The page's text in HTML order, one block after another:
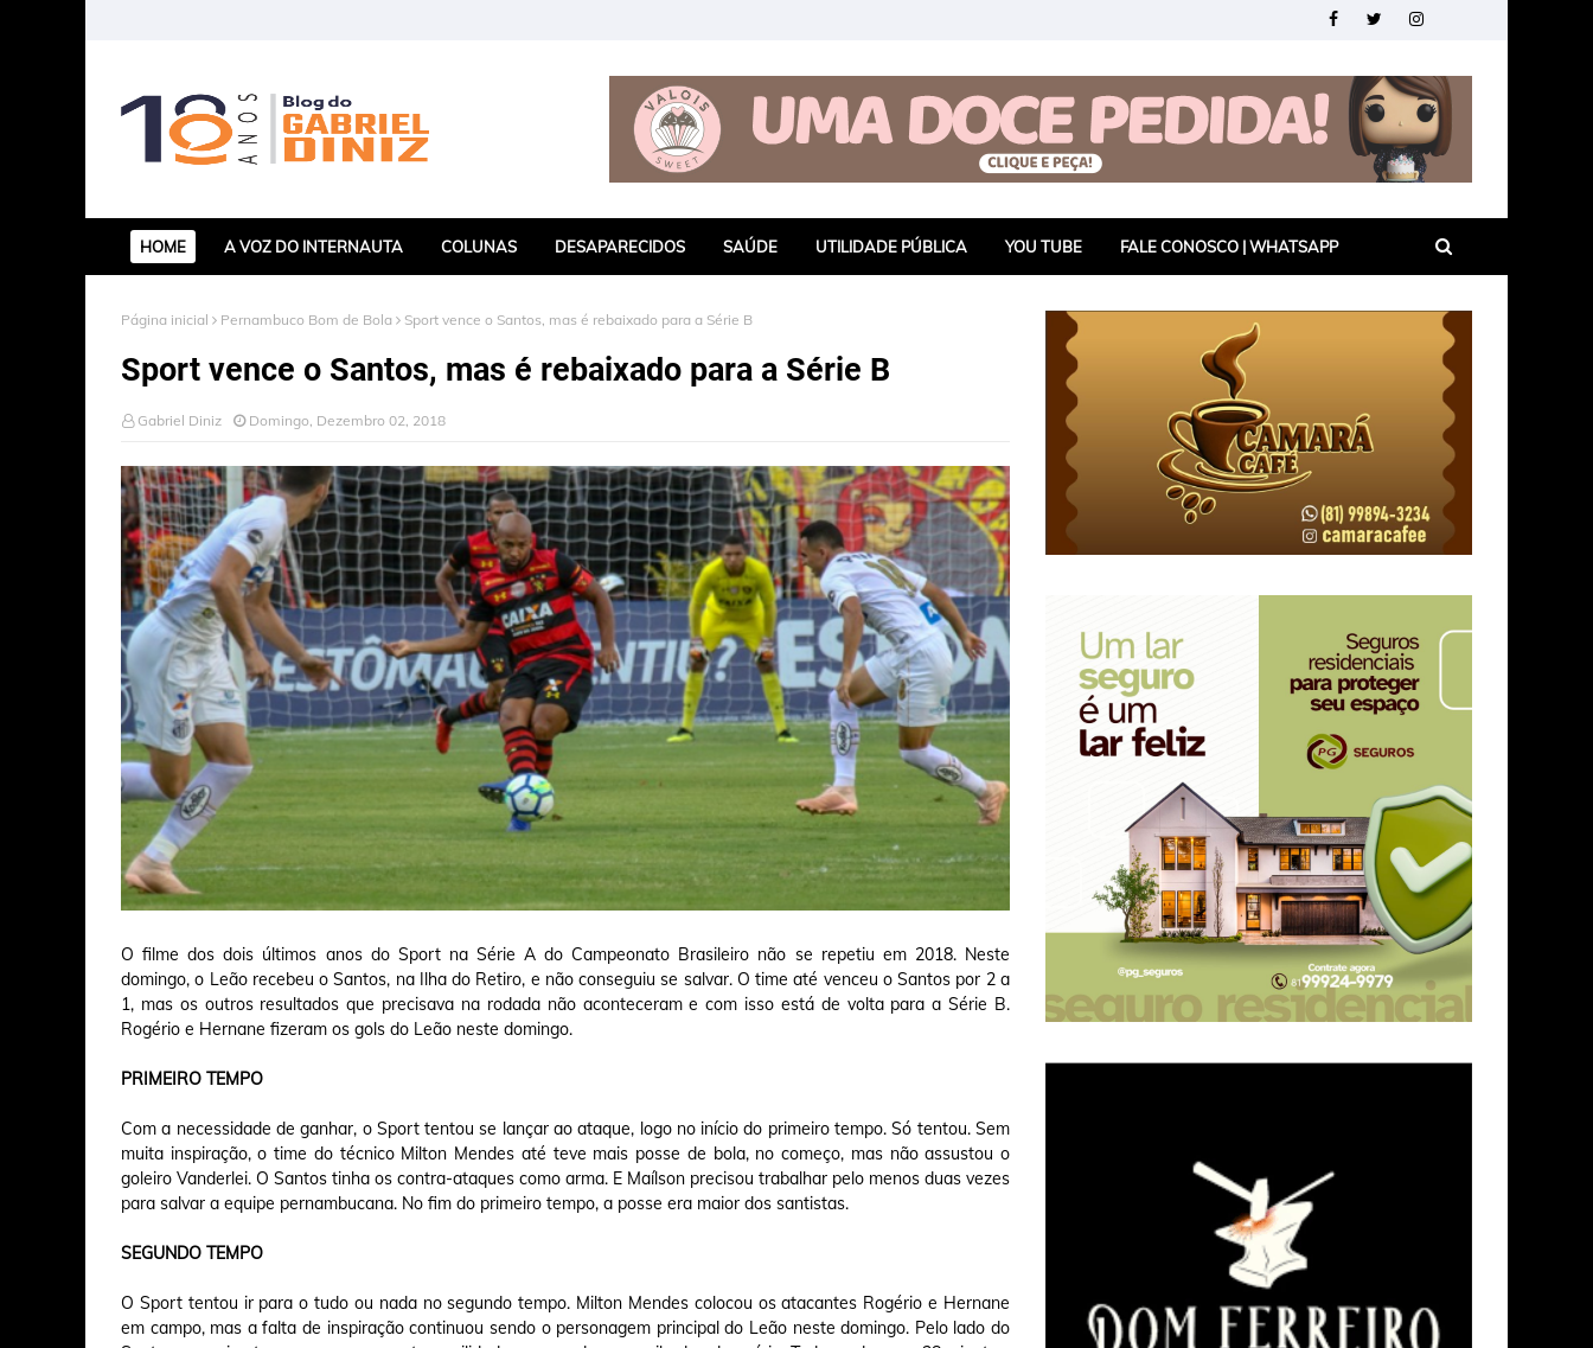
HOME A VOZ DO INTERNAUTA COLUNAS DESAPARECIDOS SAÚDE UTILIDADE PÚBLICA YOU TUBE FALE CONOSCO | WHATSAPP
Página inicial Pernambuco Bom de Bola Sport vence o Santos, mas é rebaixado para a Série B
Sport vence o Santos, mas é rebaixado para a Série B
Gabriel Diniz Domingo, Dezembro 02, 2018
O filme dos dois últimos anos do Sport na Série A do Campeonato Brasileiro não se repetiu em 2018. Neste
domingo, o Leão recebeu o Santos, na Ilha do Retiro, e não conseguiu se salvar. O time até venceu o Santos por 2 a
1, mas os outros resultados que precisava na rodada não aconteceram e com isso está de volta para a Série B.
Rogério e Hernane fizeram os gols do Leão neste domingo.
PRIMEIRO TEMPO
Com a necessidade de ganhar, o Sport tentou se lançar ao ataque, logo no início do primeiro tempo. Só tentou. Sem
muita inspiração, o time do técnico Milton Mendes até teve mais posse de bola, no começo, mas não assustou o
goleiro Vanderlei. O Santos tinha os contra-ataques como arma. E Maílson precisou trabalhar pelo menos duas vezes
para salvar a equipe pernambucana. No fim do primeiro tempo, a posse era maior dos santistas.
SEGUNDO TEMPO
O Sport tentou ir para o tudo ou nada no segundo tempo. Milton Mendes colocou os atacantes Rogério e Hernane
em campo, mas a falta de inspiração continuou sendo o personagem principal do Leão neste domingo. Pelo lado do